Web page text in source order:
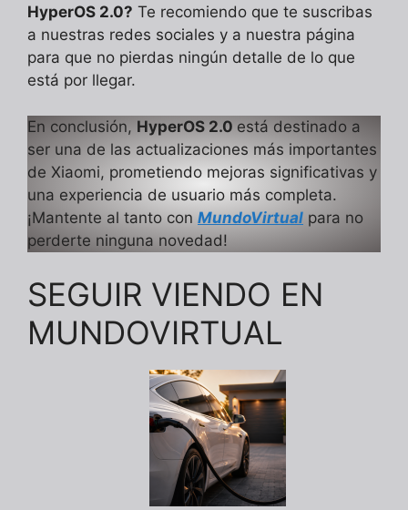
HyperOS 2.0? Te recomiendo que te suscribas
a nuestras redes sociales y a nuestra página
para que no pierdas ningún detalle de lo que
está por llegar.
En conclusión, HyperOS 2.0 está destinado a
ser una de las actualizaciones más importantes
de Xiaomi, prometiendo mejoras significativas y
una experiencia de usuario más completa.
¡Mantente al tanto con MundoVirtual para no
perderte ninguna novedad!
SEGUIR VIENDO EN
MUNDOVIRTUAL